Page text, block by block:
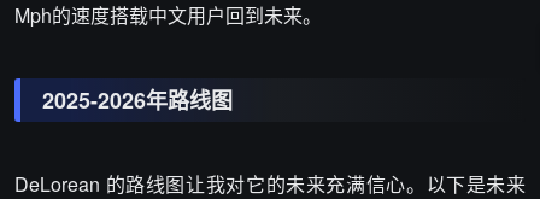
Mph的速度搭载中文用户回到未来。
2025-2026年路线图
DeLorean 的路线图让我对它的未来充满信心。以下是未来